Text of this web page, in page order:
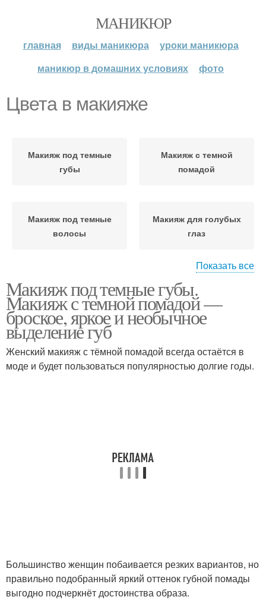
МАНИКЮР
главная виды маникюра
уроки маникюра
маникюр в домашних условиях
фото
Цвета в макияже
Макияж под темные
губы
Макияж с темной
помадой
Макияж под темные
волосы
Макияж для голубых
глаз
Макияж с волосами
Макияж для темных
волос
Макияж для карих глаз
Макияж под темные
брови
Показать все
Макияж под темные губы.
Макияж с темной помадой —
броское, яркое и необычное
выделение губ
Женский макияж с тёмной помадой всегда остаётся в
моде и будет пользоваться популярностью долгие годы.
Большинство женщин побаивается резких вариантов, но
правильно подобранный яркий оттенок губной помады
выгодно подчеркнёт достоинства образа.